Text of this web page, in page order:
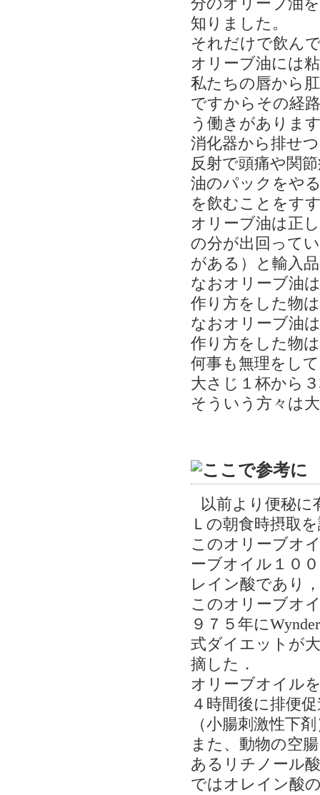
分のオリーブ油
知りました。
それだけで飲ん
オリーブ油には
私たちの唇から
ですからその経
う働きがありま
消化器から排せ
反射で頭痛や関
油のパックをや
を飲むことをす
オリーブ油は正
の分が出回って
がある）と輸入
なおオリーブ油
作り方をした物
なおオリーブ油
作り方をした物
何事も無理をし
大さじ１杯から
そういう方々は
以前より便秘
Ｌの朝食時摂取
このオリーブオ
ーブオイル１０
レイン酸であり
このオリーブオ
９７５年に
式ダイエットが
摘した．
オリーブオイル
４時間後に排便
（小腸刺激性下
また、動物の空
あるリチノール
ではオレイン酸